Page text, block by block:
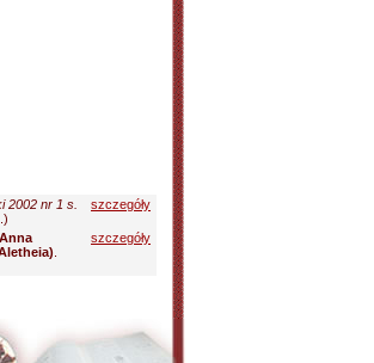
2002 nr 1 s.
szczegóły
szczegóły